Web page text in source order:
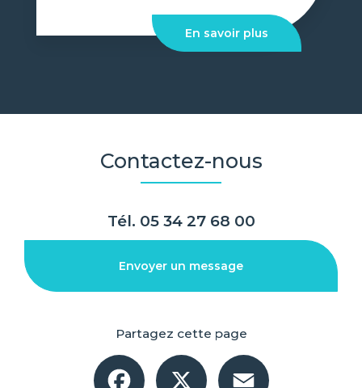
En savoir plus
Contactez-nous
Tél. 05 34 27 68 00
Envoyer un message
Partagez cette page
Facebook